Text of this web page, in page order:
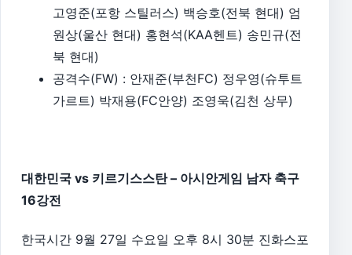
고영준(포항 스틸러스) 백승호(전북 현대) 엄
원상(울산 현대) 홍현석(KAA헨트) 송민규(전
북 현대)
공격수(FW) : 안재준(부천FC) 정우영(슈투트
가르트) 박재용(FC안양) 조영욱(김천 상무)
대한민국 vs 키르기스스탄 – 아시안게임 남자 축구
16강전
한국시간 9월 27일 수요일 오후 8시 30분 진화스포